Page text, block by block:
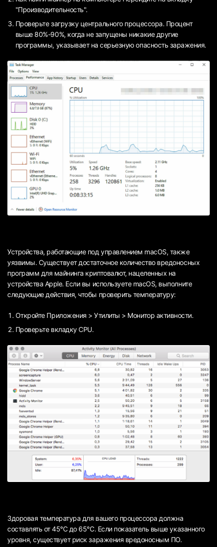
"Производительность".
Проверьте загрузку центрального процессора. Процент
выше 80%-90%, когда не запущены никакие другие
программы, указывает на серьезную опасность заражения.
Устройства, работающие под управлением macOS, также
уязвимы. Существует достаточное количество вредоносных
программ для майнинга криптовалют, нацеленных на
устройства Apple. Если вы используете macOS, выполните
следующие действия, чтобы проверить температуру:
Откройте Приложения > Утилиты > Монитор активности.
Проверьте вкладку CPU.
Здоровая температура для вашего процессора должна
составлять от 45°C до 65°C. Если показатель выше указанного
уровня, существует риск заражения вредоносным ПО.